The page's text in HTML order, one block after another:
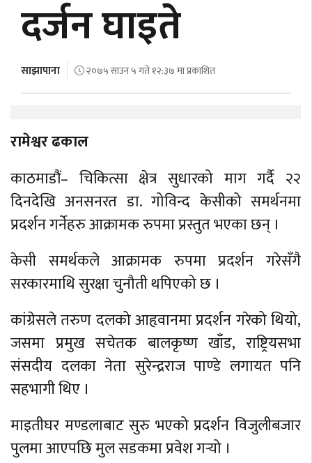
बहस
दर्जन घाइते
साझापाना २०७५ साउन ५ गते १२:३७ मा प्रकाशित
रामेश्वर ढकाल
काठमाडौं– चिकित्सा क्षेत्र सुधारको माग गर्दै २२
दिनदेखि अनसनरत डा. गोविन्द केसीको समर्थनमा
प्रदर्शन गर्नेहरु आक्रामक रुपमा प्रस्तुत भएका छन् ।
केसी समर्थकले आक्रामक रुपमा प्रदर्शन गरेसँगै
सरकारमाथि सुरक्षा चुनौती थपिएको छ ।
कांग्रेसले तरुण दलको आहृवानमा प्रदर्शन गरेको थियो,
जसमा प्रमुख सचेतक बालकृष्ण खाँड, राष्ट्रियसभा
संसदीय दलका नेता सुरेन्द्रराज पाण्डे लगायत पनि
सहभागी थिए ।
माइतीघर मण्डलाबाट सुरु भएको प्रदर्शन विजुलीबजार
पुलमा आएपछि मुल सडकमा प्रवेश गर्‍यो ।